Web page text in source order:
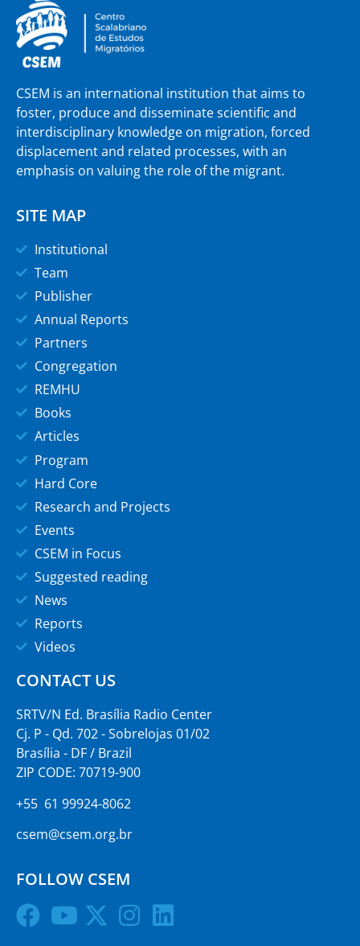
CSEM is an international institution that aims to
foster, produce and disseminate scientific and
interdisciplinary knowledge on migration, forced
displacement and related processes, with an
emphasis on valuing the role of the migrant.
SITE MAP
Institutional
Team
Publisher
Annual Reports
Partners
Congregation
REMHU
Books
Articles
Program
Hard Core
Research and Projects
Events
CSEM in Focus
Suggested reading
News
Reports
Videos
CONTACT US
SRTV/N Ed. Brasília Radio Center
Cj. P - Qd. 702 - Sobrelojas 01/02
Brasília - DF / Brazil
ZIP CODE: 70719-900
+55 61 99924-8062
csem@csem.org.br
FOLLOW CSEM